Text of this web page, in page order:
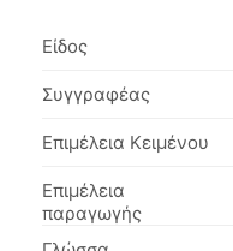
Είδος
Συγγραφέας
Επιμέλεια Κειμένου
Επιμέλεια
παραγωγής